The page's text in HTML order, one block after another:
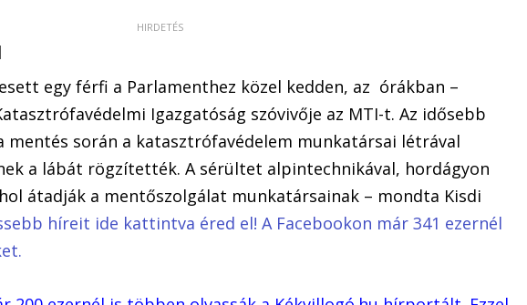
egy férfi a Parlamenthez közel kedden, az órákban –
Igazgatóság szóvivője az MTI-t. Az idősebb
mentés során a katasztrófavédelem munkatársai létrával
a lábát rögzítették. A sérültet alpintechnikával, hordágyon
átadják a mentőszolgálat munkatársainak – mondta Kisdi
híreit ide kattintva éred el! A Facebookon már 341 ezernél